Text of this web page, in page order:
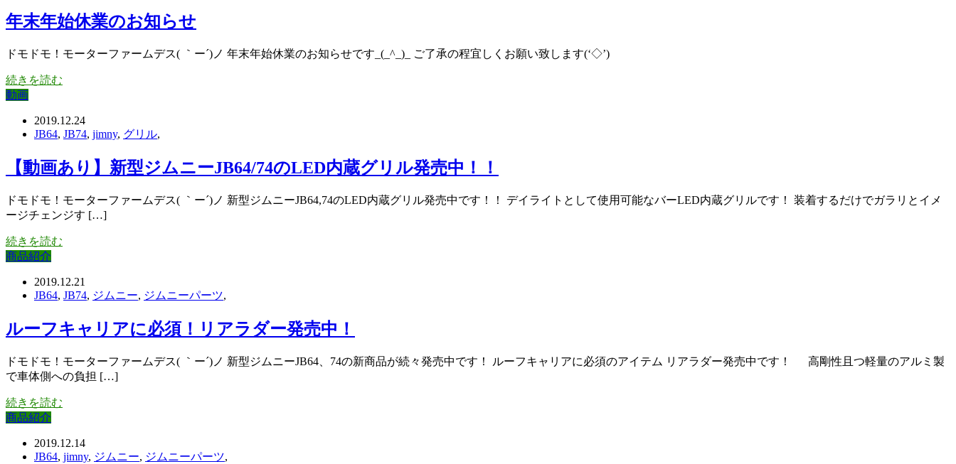
年末年始休業のお知らせ
ドモドモ！モーターファームデス( ｀ー´)ノ 年末年始休業のお知らせです_(_^_)_ ご了承の程宜しくお願い致します(‘◇’)ゞ
続きを読む
動画
2019.12.24
JB64, JB74, jimny, グリル,
【動画あり】新型ジムニーJB64/74のLED内蔵グリル発売中！！
ドモドモ！モーターファームデス( ｀ー´)ノ 新型ジムニーJB64,74のLED内蔵グリル発売中です！！ デイライトとして使用可能なバーLED内蔵グリルです！ 装着するだけでガラリとイメ
ージチェンジす […]
続きを読む
商品紹介
2019.12.21
JB64, JB74, ジムニー, ジムニーパーツ,
ルーフキャリアに必須！リアラダー発売中！
ドモドモ！モーターファームデス( ｀ー´)ノ 新型ジムニーJB64、74の新商品が続々発売中です！ ルーフキャリアに必須のアイテム リアラダー発売中です！ 高剛性且つ軽量のアルミ製
で車体側への負担 […]
続きを読む
商品紹介
2019.12.14
JB64, jimny, ジムニー, ジムニーパーツ,